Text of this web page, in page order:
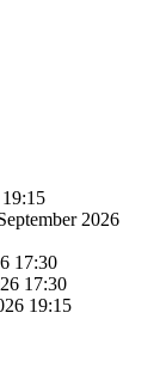
2026
17:30
17:30
19:15